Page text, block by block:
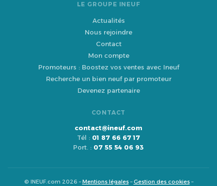
LE GROUPE INEUF
Actualités
Nous rejoindre
Contact
Mon compte
Promoteurs : Boostez vos ventes avec Ineuf
Recherche un bien neuf par promoteur
Devenez partenaire
CONTACT
contact@ineuf.com
Tél : 01 87 66 67 17
Port. : 07 55 54 06 93
© INEUF.com 2026 –Mentions légales–Gestion des cookies–